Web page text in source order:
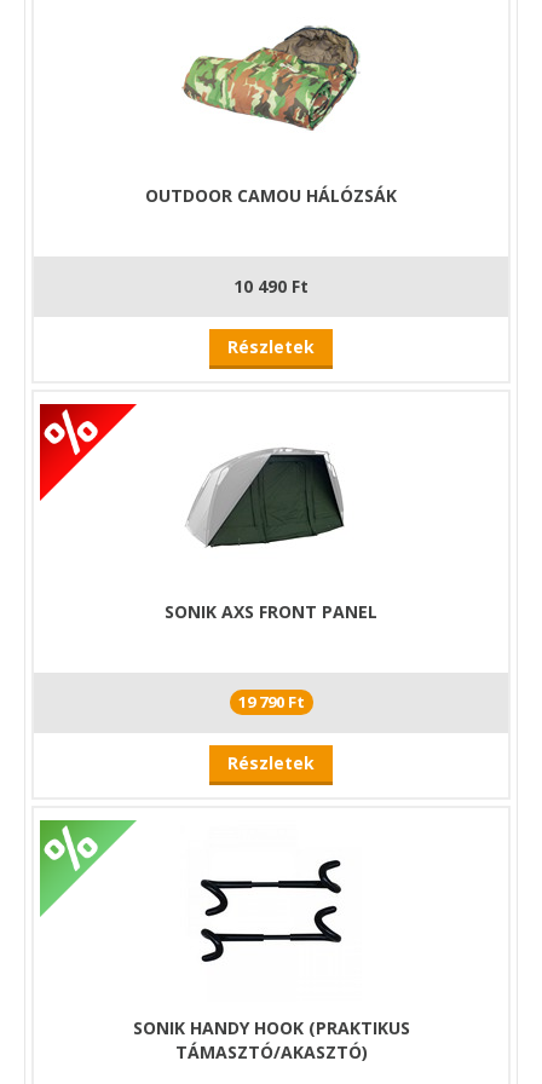
viharzsinórok és egy sor nagy teherbírású T-csap teszi teljessé
(Az AXS-V2 XL gőzsapka, az AXS-V2 XL belső kapszula és az
AXS-V2 XL Wrap különálló tételként kapható.)
Szállítási méretek L-150 D-27 cm
OUTDOOR CAMOU HÁLÓZSÁK
10 490 Ft
Részletek
SONIK AXS FRONT PANEL
19 790 Ft
Részletek
SONIK HANDY HOOK (PRAKTIKUS
TÁMASZTÓ/AKASZTÓ)